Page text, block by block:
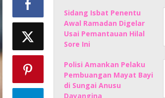
Sidang Isbat Penentu
Awal Ramadan Digelar
Usai Pemantauan Hilal
Sore Ini
Polisi Amankan Pelaku
Pembuangan Mayat Bayi
di Sungai Anusu
Dayangina